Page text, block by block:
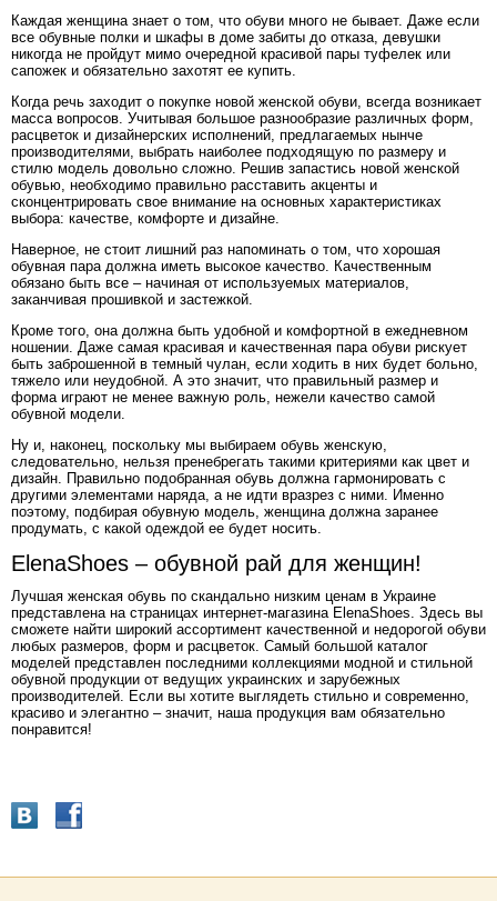
Каждая женщина знает о том, что обуви много не бывает. Даже если
все обувные полки и шкафы в доме забиты до отказа, девушки
никогда не пройдут мимо очередной красивой пары туфелек или
сапожек и обязательно захотят ее купить.
Когда речь заходит о покупке новой женской обуви, всегда возникает
масса вопросов. Учитывая большое разнообразие различных форм,
расцветок и дизайнерских исполнений, предлагаемых нынче
производителями, выбрать наиболее подходящую по размеру и
стилю модель довольно сложно. Решив запастись новой женской
обувью, необходимо правильно расставить акценты и
сконцентрировать свое внимание на основных характеристиках
выбора: качестве, комфорте и дизайне.
Наверное, не стоит лишний раз напоминать о том, что хорошая
обувная пара должна иметь высокое качество. Качественным
обязано быть все – начиная от используемых материалов,
заканчивая прошивкой и застежкой.
Кроме того, она должна быть удобной и комфортной в ежедневном
ношении. Даже самая красивая и качественная пара обуви рискует
быть заброшенной в темный чулан, если ходить в них будет больно,
тяжело или неудобной. А это значит, что правильный размер и
форма играют не менее важную роль, нежели качество самой
обувной модели.
Ну и, наконец, поскольку мы выбираем обувь женскую,
следовательно, нельзя пренебрегать такими критериями как цвет и
дизайн. Правильно подобранная обувь должна гармонировать с
другими элементами наряда, а не идти вразрез с ними. Именно
поэтому, подбирая обувную модель, женщина должна заранее
продумать, с какой одеждой ее будет носить.
ElenaShoes – обувной рай для женщин!
Лучшая женская обувь по скандально низким ценам в Украине
представлена на страницах интернет-магазина ElenaShoes. Здесь вы
сможете найти широкий ассортимент качественной и недорогой обуви
любых размеров, форм и расцветок. Самый большой каталог
моделей представлен последними коллекциями модной и стильной
обувной продукции от ведущих украинских и зарубежных
производителей. Если вы хотите выглядеть стильно и современно,
красиво и элегантно – значит, наша продукция вам обязательно
понравится!